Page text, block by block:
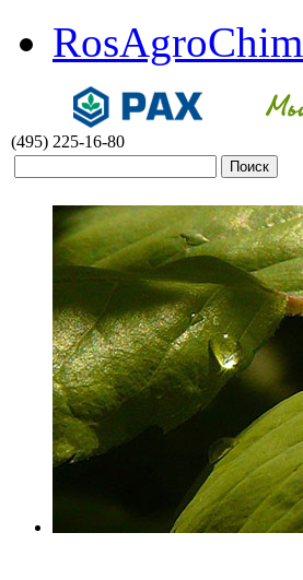
RosAgroChim
(495) 225-16-80